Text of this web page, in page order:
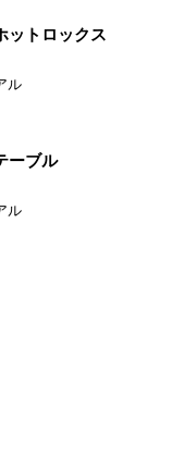
ットロックス
ル
ーブル
ル